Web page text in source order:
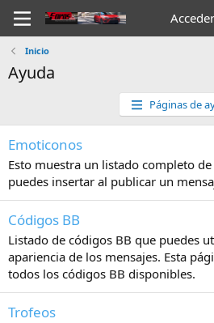
Acceder
Inicio
Ayuda
Páginas de
Emoticonos
Esto muestra un listado completo
puedes insertar al publicar un
Códigos BB
Listado de códigos BB que puedes
apariencia de los mensajes. Esta
todos los códigos BB disponibles.
Trofeos